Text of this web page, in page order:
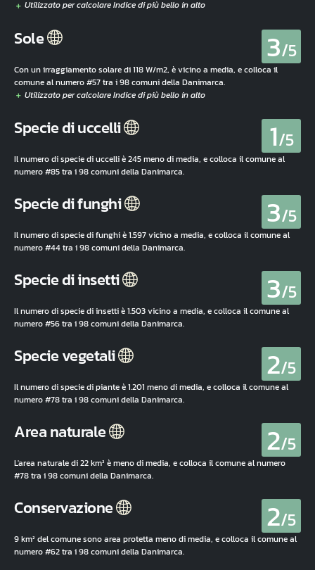
Sole 3/5
Con un irraggiamento solare di 118 W/m2, è vicino a media, e colloca il
comune al numero #57 tra i 98 comuni della Danimarca.
Specie di uccelli 1/5
Il numero di specie di uccelli è 245 meno di media, e colloca il comune al
numero #85 tra i 98 comuni della Danimarca.
Specie di funghi 3/5
Il numero di specie di funghi è 1.597 vicino a media, e colloca il comune al
numero #44 tra i 98 comuni della Danimarca.
Specie di insetti 3/5
Il numero di specie di insetti è 1.503 vicino a media, e colloca il comune al
numero #56 tra i 98 comuni della Danimarca.
Specie vegetali 2/5
Il numero di specie di piante è 1.201 meno di media, e colloca il comune al
numero #78 tra i 98 comuni della Danimarca.
Area naturale 2/5
L'area naturale di 22 km² è meno di media, e colloca il comune al numero
#78 tra i 98 comuni della Danimarca.
Conservazione 2/5
9 km² del comune sono area protetta meno di media, e colloca il comune al
numero #62 tra i 98 comuni della Danimarca.